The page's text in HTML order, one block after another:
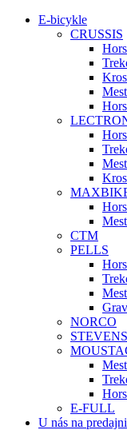
E-bicykle
CRUSSIS
CTM
PELLS
NORCO
STEVENS
E-FULL
U nás na predajni